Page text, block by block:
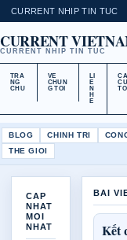
CURRENT NHIP TIN TUC
CURRENT
CURRENT NHIP TIN TUC
TRA
NG
CHU
VE
CHUN
G TOI
LI
E
N
H
E
TOI
BLOG CHINH TRI
THE GIOI
CAP
NHAT
MOI
NHAT
BAI
Kết